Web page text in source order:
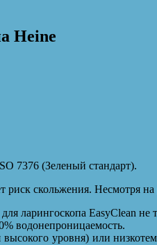
Heine
7376 (Зеленый стандарт).
скольжения. Несмотря
ларингоскопа EasyClean не
водонепроницаемость.
уровня) или